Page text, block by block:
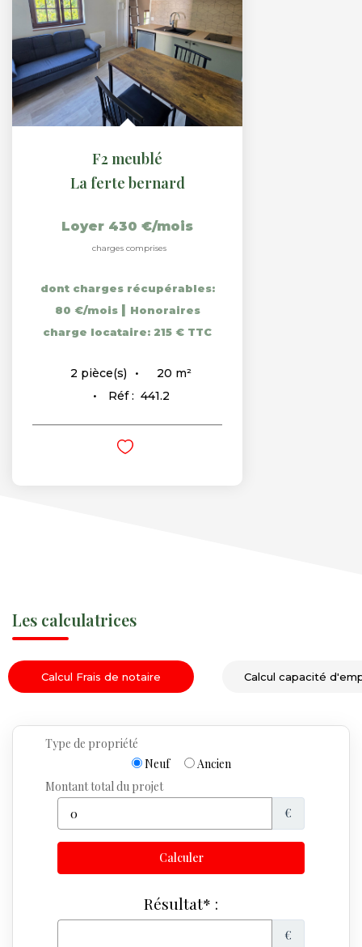
F2 meublé
La ferte bernard
Loyer 430 €/mois
charges comprises
dont charges récupérables:
80 €/mois | Honoraires
charge locataire: 215 € TTC
2 pièce(s) 20 m²
Réf : 441.2
Les calculatrices
Calcul Frais de notaire Calcul capacité